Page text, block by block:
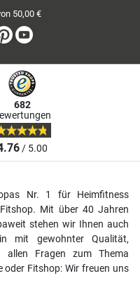
50,00 €
Pinterest
682
/ 5.00
Nr. 1 für Heimfitness
Mit über 40 Jahren
stehen wir Ihnen auch
mit gewohnter Qualität,
allen Fragen zum Thema
oder Fitshop: Wir freuen uns